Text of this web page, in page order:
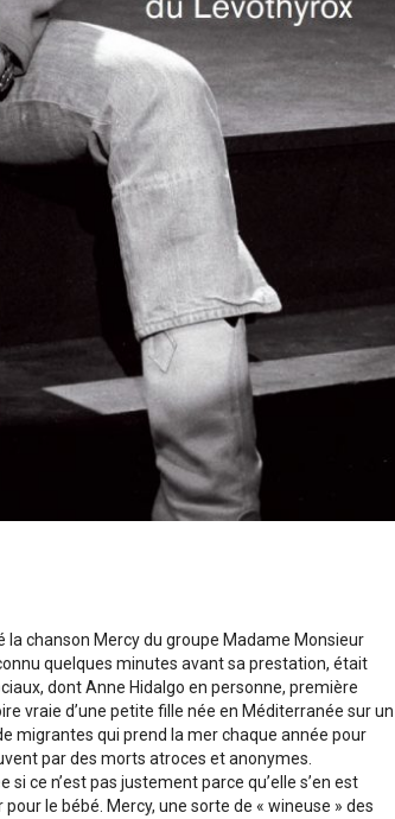
la chanson Mercy du groupe Madame Monsieur
quelques minutes avant sa prestation, était
dont Anne Hidalgo en personne, première
vraie d’une petite fille née en Méditerranée sur un
migrantes qui prend la mer chaque année pour
par des morts atroces et anonymes.
ce n’est pas justement parce qu’elle s’en est
le bébé. Mercy, une sorte de « wineuse » des